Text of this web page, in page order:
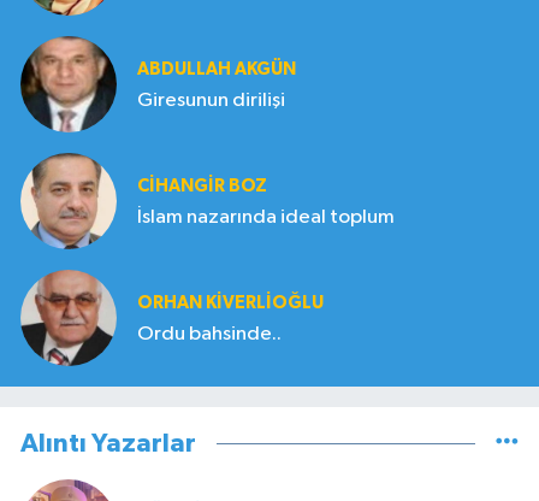
ABDULLAH AKGÜN
Giresunun dirilişi
CIHANGIR BOZ
İslam nazarında ideal toplum
ORHAN KIVERLIOĞLU
Ordu bahsinde..
Alıntı Yazarlar